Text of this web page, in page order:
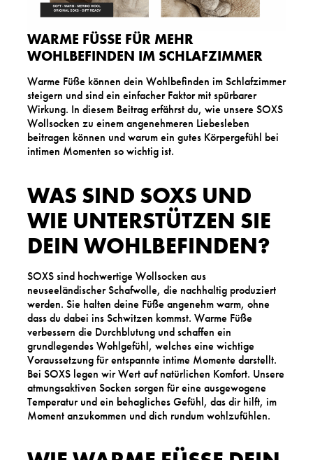
WARME FÜSSE FÜR MEHR W
OHLBEFINDEN IM SCHLAFZIMMER
Warme Füße können dein Wohlbefinden im Schlafzimmer
steigern und sind ein einfacher Faktor mit spürbarer
Wirkung. In diesem Beitrag erfährst du, wie unsere SOXS
Wollsocken zu einem angenehmeren Liebesleben
beitragen können und warum ein gutes Körpergefühl bei
intimen Momenten so wichtig ist.
WAS SIND SOXS UND
WIE UNTERSTÜTZEN SIE
DEIN WOHLBEFINDEN?
SOXS sind hochwertige Wollsocken aus
neuseeländischer Schafwolle, die nachhaltig produziert
werden. Sie halten deine Füße angenehm warm, ohne
dass du dabei ins Schwitzen kommst. Warme Füße
verbessern die Durchblutung und schaffen ein
grundlegendes Wohlgefühl, welches eine wichtige
Voraussetzung für entspannte intime Momente darstellt.
Bei SOXS legen wir Wert auf natürlichen Komfort. Unsere
atmungsaktiven Socken sorgen für eine ausgewogene
Temperatur und ein behagliches Gefühl, das dir hilft, im
Moment anzukommen und dich rundum wohlzufühlen.